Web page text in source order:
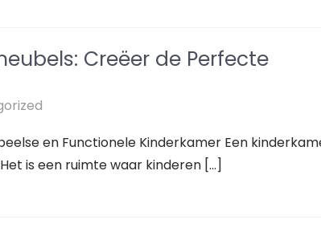
Creëer de Perfecte
en Functionele Kinderkamer Een
is een ruimte waar kinderen […]